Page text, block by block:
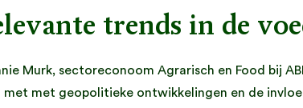
trends in de
Murk, sectoreconoom Agrarisch en Food bij
met geopolitieke ontwikkelingen en de